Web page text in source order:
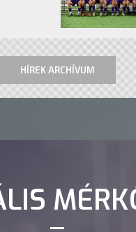
HÍREK ARCHÍVUM